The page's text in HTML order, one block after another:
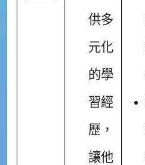
供多
元化
的學
習經
歷，
讓他